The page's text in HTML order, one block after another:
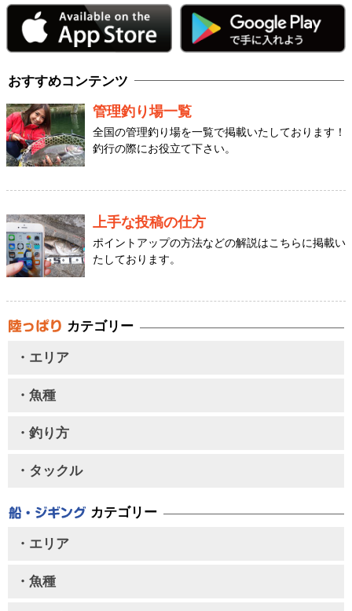
おすすめコンテンツ
管理釣り場一覧
全国の管理釣り場を一覧で掲載いたしております！
釣行の際にお役立て下さい。
上手な投稿の仕方
ポイントアップの方法などの解説はこちらに掲載い
たしております。
カテゴリー
・エリア
・魚種
・釣り方
・タックル
カテゴリー
・エリア
・魚種